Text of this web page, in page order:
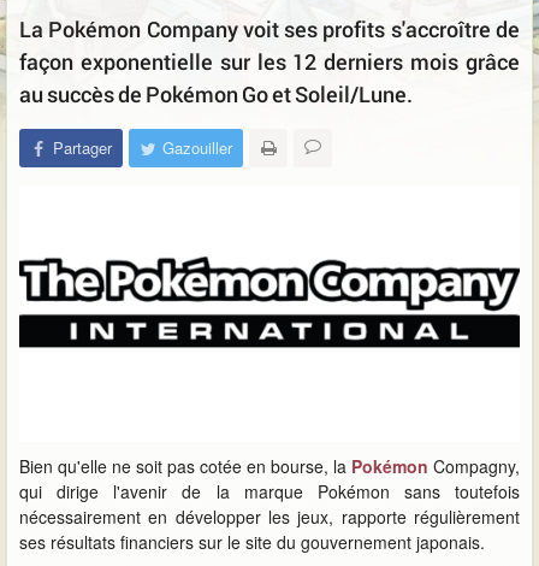
La Pokémon Company voit ses profits s'accroître de
façon exponentielle sur les 12 derniers mois grâce
au succès de Pokémon Go et Soleil/Lune.
Partager Gazouiller
Bien qu'elle ne soit pas cotée en bourse, la Pokémon Compagny,
qui dirige l'avenir de la marque Pokémon sans toutefois
nécessairement en développer les jeux, rapporte régulièrement
ses résultats financiers sur le site du gouvernement japonais.